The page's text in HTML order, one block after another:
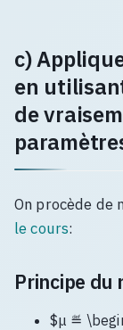
c)
en
de
On procède de
le cours:
Principe du
$μ ≝